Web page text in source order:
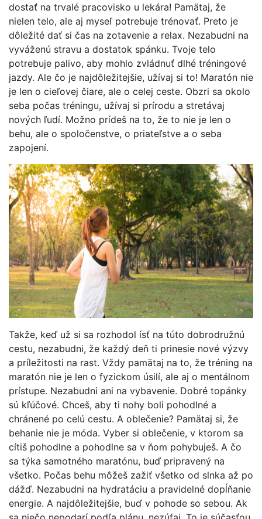
dostať na trvalé pracovisko u lekára! Pamätaj, že
nielen telo, ale aj myseľ potrebuje trénovať. Preto je
dôležité dať si čas na zotavenie a relax. Nezabudni na
vyváženú stravu a dostatok spánku. Tvoje telo
potrebuje palivo, aby mohlo zvládnuť dlhé tréningové
jazdy. Ale čo je najdôležitejšie, užívaj si to! Maratón nie
je len o cieľovej čiare, ale o celej ceste. Obzri sa okolo
seba počas tréningu, užívaj si prírodu a stretávaj
nových ľudí. Možno prídeš na to, že to nie je len o
behu, ale o spoločenstve, o priateľstve a o seba
zapojení.
Takže, keď už si sa rozhodol ísť na túto dobrodružnú
cestu, nezabudni, že každý deň ti prinesie nové výzvy
a príležitosti na rast. Vždy pamätaj na to, že tréning na
maratón nie je len o fyzickom úsilí, ale aj o mentálnom
prístupe. Nezabudni ani na vybavenie. Dobré topánky
sú kľúčové. Chceš, aby ti nohy boli pohodlné a
chránené po celú cestu. A oblečenie? Pamätaj si, že
behanie nie je móda. Vyber si oblečenie, v ktorom sa
cítiš pohodlne a pohodlne sa v ňom pohybuješ. A čo
sa týka samotného maratónu, buď pripravený na
všetko. Počas behu môžeš zažiť všetko od slnka až po
dážď. Nezabudni na hydratáciu a pravidelné dopĺňanie
energie. A najdôležitejšie, buď v pohode so sebou. Ak